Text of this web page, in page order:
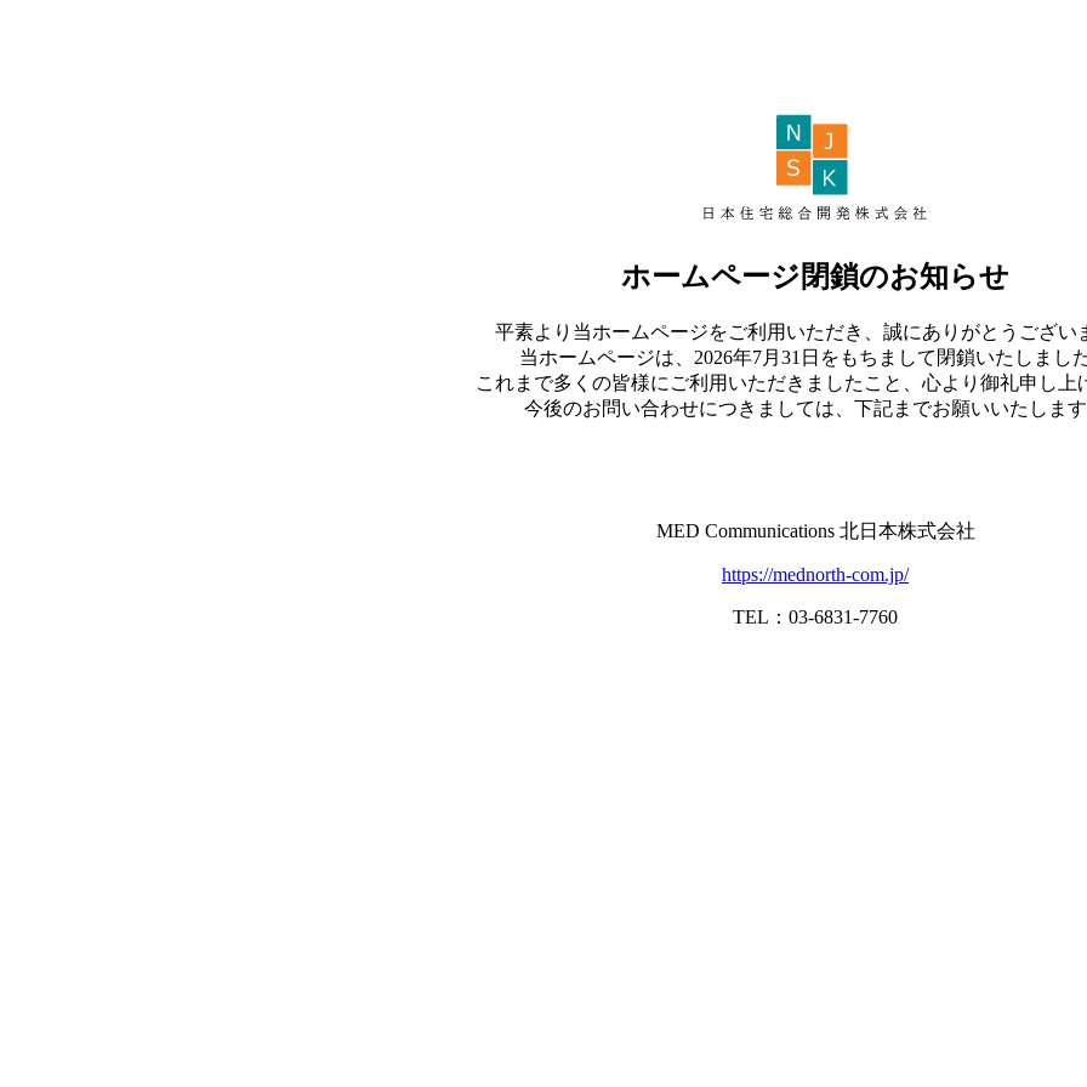
ホームページ閉鎖のお知らせ
平素より当ホームページをご利用いただき、誠にありがとうござい
当ホームページは、2026年7月31日をもちまして閉鎖いたしました
これまで多くの皆様にご利用いただきましたこと、心より御礼申し上
今後のお問い合わせにつきましては、下記までお願いいたします
MED Communications 北日本株式会社
https://mednorth-com.jp/
TEL：03-6831-7760